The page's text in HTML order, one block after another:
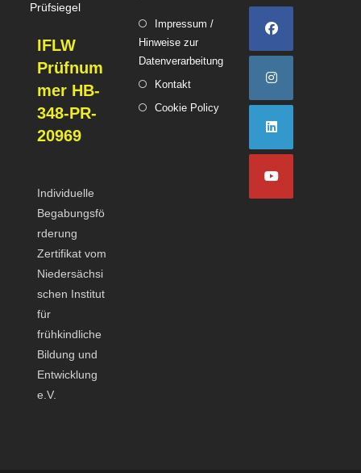
IFLW
Prüfnum
mer HB-
348-PR-
20969
Individuelle
Begabungsfö
rderung
Zertifikat vom
Niedersächsi
schen Institut
für
frühkindliche
Bildung und
Entwicklung
e.V.
Impressum /
Hinweise zur
Datenverarbeitung
OpensKontaktOpens
in
Cookie PolicyOpens
Opens
a
new
Opens
a
new
Opens
a